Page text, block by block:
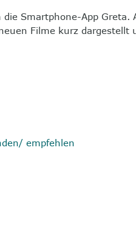
die Smartphone-App Greta.
Filme kurz dargestellt
empfehlen